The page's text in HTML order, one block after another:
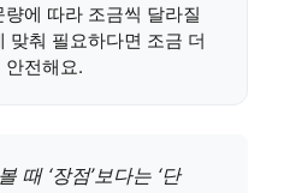
에 따라 조금씩 달라질
맞춰 필요하다면 조금 더
안전해요.
때 ‘장점’보다는 ‘단